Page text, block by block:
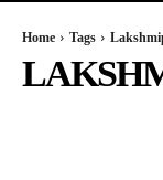
Home Tags